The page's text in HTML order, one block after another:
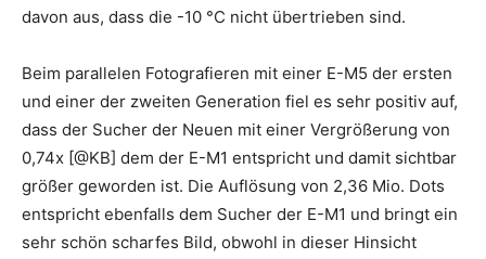
davon aus, dass die -10 °C nicht übertrieben sind.
Beim parallelen Fotografieren mit einer E-M5 der ersten
und einer der zweiten Generation fiel es sehr positiv auf,
dass der Sucher der Neuen mit einer Vergrößerung von
0,74x [@KB] dem der E-M1 entspricht und damit sichtbar
größer geworden ist. Die Auflösung von 2,36 Mio. Dots
entspricht ebenfalls dem Sucher der E-M1 und bringt ein
sehr schön scharfes Bild, obwohl in dieser Hinsicht